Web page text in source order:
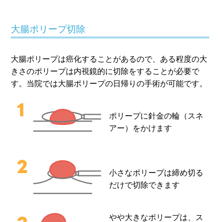
大腸ポリープ切除
大腸ポリープは癌化することがあるので、ある程度の大
きさのポリープは内視鏡的に切除をすることが必要で
す。当院では大腸ポリープの日帰りの手術が可能です。
ポリープに針金の輪（スネ
アー）をかけます
小さなポリープは締め切る
だけで切除できます
やや大きなポリープは、ス